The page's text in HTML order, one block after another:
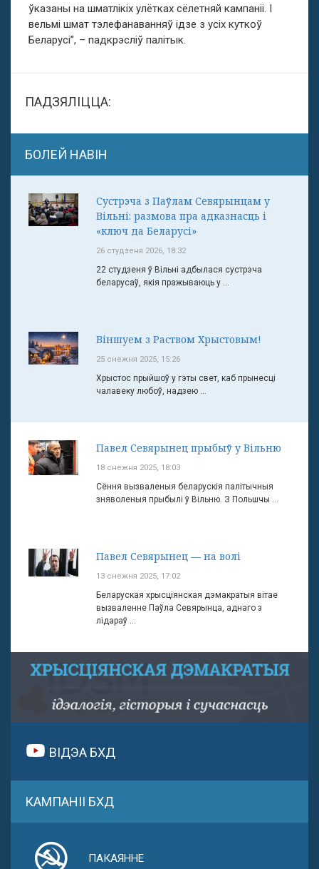
ўказаны на шматлікіх улётках сёлетняй кампаніі. І
вельмі шмат тэлефанаванняў ідзе з усіх куткоў
Беларусі”, – падкрэсліў палітык.
ПАДЗЯЛІЦЦА:
БОЛЕЙ НАВІН
Сустрэча з Паўлам Севярынцам у
Вільні: размова пра адказнасць і
«ключ да Беларусі»
26 студзеня 2026, 18:32
22 студзеня ў Вільні адбылася сустрэча
беларусаў, якія пражываюць у ...
Віншуем з Раством Хрыстовым!
25 снежня 2025, 15:26
Хрыстос прыйшоў у гэты свет, каб прынесці
чалавеку любоў, надзею ...
Павел Севярынец прыбыў у Вільню
18 снежня 2025, 18:03
Сёння вызваленыя беларускія палітычныя
зняволеныя прыбылі ў Вільню. З Польшчы ...
Павел Севярынец — на волі
13 снежня 2025, 17:02
Беларуская хрысціянская дэмакратыя вітае
вызваленне Паўла Севярынца, аднаго з
лідараў ...
ВІДЭА БХД
КАМПАНІІ БХД
ПАКАЯННЕ